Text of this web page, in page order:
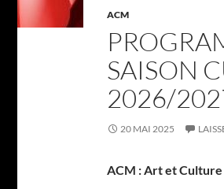
ACM
SAISON
2026/
20 MAI 2025
ACM : Art et Culture